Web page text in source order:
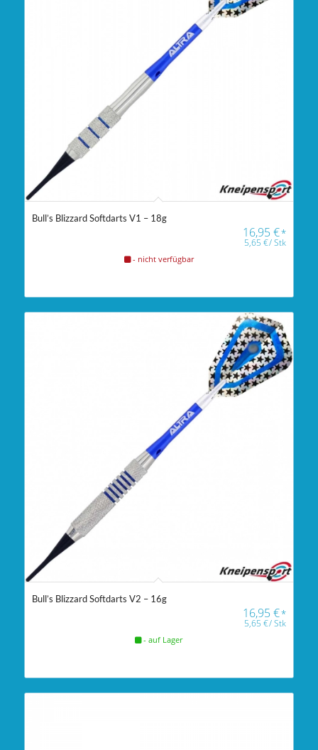
Bull’s Blizzard Softdarts V1 – 18g
16,95€*
5,65€/Stk
- nicht verfügbar
Bull’s Blizzard Softdarts V2 – 16g
16,95€*
5,65€/Stk
- auf Lager